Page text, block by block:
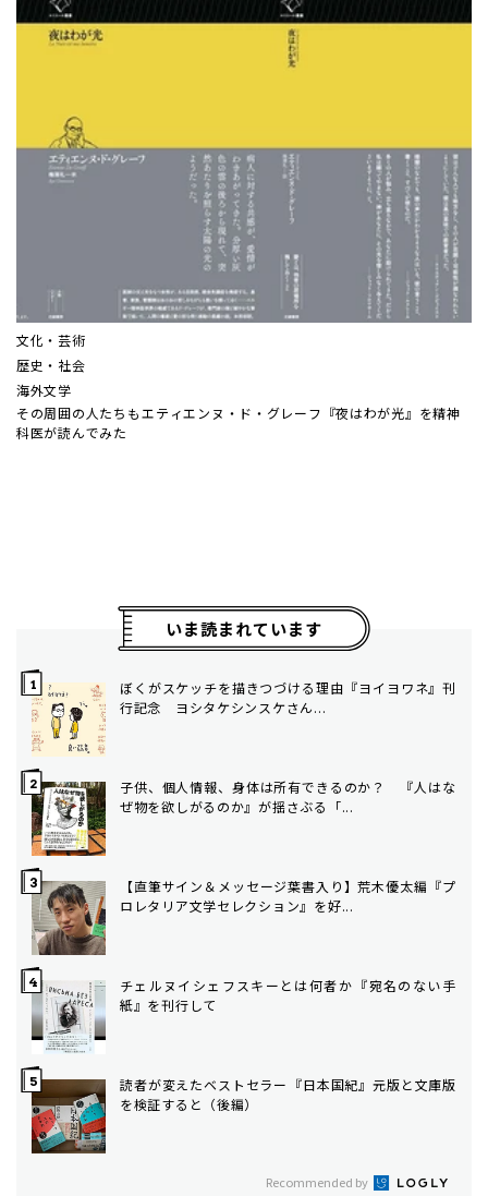
文化・芸術
歴史・社会
海外文学
その周囲の人たちも――エティエンヌ・ド・グレーフ『夜はわが光』を精神
科医が読んでみた
いま読まれています
ぼくがスケッチを描きつづける理由――『ヨイヨワネ』刊
行記念 ヨシタケシンスケさん...
子供、個人情報、身体は所有できるのか？ 『人はな
ぜ物を欲しがるのか』が揺さぶる「...
【直筆サイン＆メッセージ葉書入り】荒木優太編『プ
ロレタリア文学セレクション』を好...
チェルヌイシェフスキーとは何者か――『宛名のない手
紙』を刊行して
読者が変えたベストセラー――『日本国紀』元版と文庫版
を検証すると（後編）
Recommended by